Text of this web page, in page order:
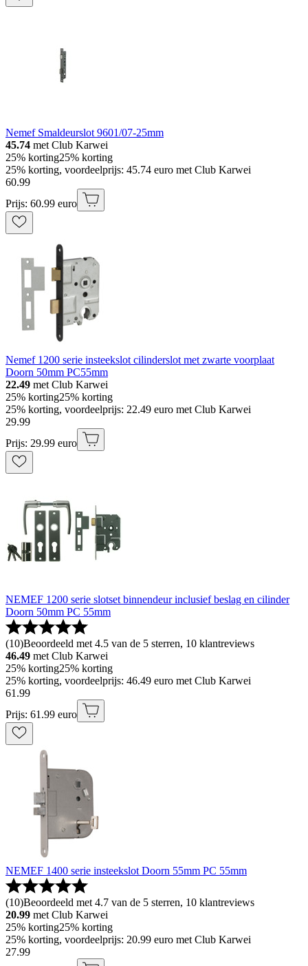
Nemef Smaldeurslot 9601/07-25mm
45.74 met Club Karwei
25% korting25% korting
25% korting, voordeelprijs: 45.74 euro met Club Karwei
60.99
Prijs: 60.99 euro
Nemef 1200 serie insteekslot cilinderslot met zwarte voorplaat
Doorn 50mm PC55mm
22.49 met Club Karwei
25% korting25% korting
25% korting, voordeelprijs: 22.49 euro met Club Karwei
29.99
Prijs: 29.99 euro
NEMEF 1200 serie slotset binnendeur inclusief beslag en cilinder
Doorn 50mm PC 55mm
(10)Beoordeeld met 4.5 van de 5 sterren, 10 klantreviews
46.49 met Club Karwei
25% korting25% korting
25% korting, voordeelprijs: 46.49 euro met Club Karwei
61 .99
Prijs: 61.99 euro
NEMEF 1400 serie insteekslot Doorn 55mm PC 55mm
(10)Beoordeeld met 4.7 van de 5 sterren, 10 klantreviews
20.99 met Club Karwei
25% korting25% korting
25% korting, voordeelprijs: 20.99 euro met Club Karwei
27.99